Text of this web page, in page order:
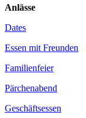
Anlässe
Dates
Essen mit Freunden
Familienfeier
Pärchenabend
Geschäftsessen